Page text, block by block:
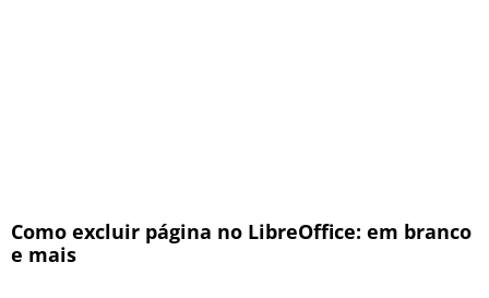
Como excluir página no LibreOffice: em branco
e mais